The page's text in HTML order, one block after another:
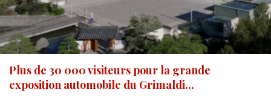
Plus de 30 000 visiteurs pour la grande
exposition automobile du Grimaldi...